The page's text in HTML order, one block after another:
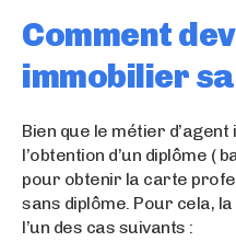
Comment
immobilier
Bien que le métier
l’obtention d’un diplôme (
pour obtenir la carte
sans diplôme. Pour cela,
l’un des cas suivants :